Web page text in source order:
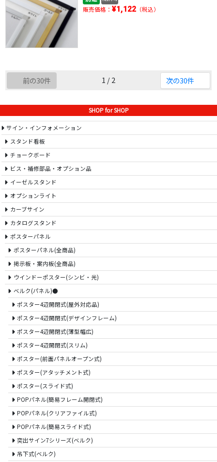
販売価格： ¥1,122（税込）
前の30件 1 / 2 次の30件
SHOP for SHOP
サイン・インフォメーション
スタンド看板
チョークボード
ビス・補修部品・オプション品
イーゼルスタンド
オプションライト
カーブサイン
カタログスタンド
ポスターパネル
ポスターパネル(全商品)
掲示板・案内板(全商品)
ウインドーポスター(シンビ・光)
ベルク(パネル)●
ポスター4辺開閉式(屋外対応品)
ポスター4辺開閉式(デザインフレーム)
ポスター4辺開閉式(薄型幅広)
ポスター4辺開閉式(スリム)
ポスター(前面パネルオープン式)
ポスター(アタッチメント式)
ポスター(スライド式)
POPパネル(簡易フレーム開閉式)
POPパネル(クリアファイル式)
POPパネル(簡易スライド式)
突出サイン7シリーズ(ベルク)
吊下式(ベルク)